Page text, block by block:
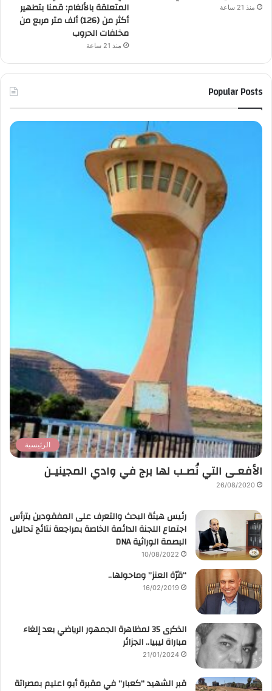
منذ 21 ساعة
المتعلقة بالألغام: قمنا بتطهير
أكثر من (126) ألف متر مربع من
مخلفات الحروب
منذ 21 ساعة
Popular Posts
الرئيسية
الأفعـى التي نُصـب لها برج في وادي المجينيـن
26/08/2020
رئيس هيئة البحث والتعرف على المفقودين يترأس
اجتماع اللجنة الدائمة الخاصة بمراجعة نتائج تحاليل
البصمة الوراثية DNA
10/08/2022
“قرّة العنز” وماحولها..
16/02/2019
الذكرى 35 لمظاهرة الجمهور الرياضي بعد إلغاء
مباراة ليبيا.. الجزائر
21/01/2024
قبر الشهيد “كعبار” في مقبرة أبو اعليم بمصراتة